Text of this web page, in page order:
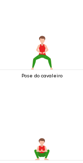
Pose do cavaleiro